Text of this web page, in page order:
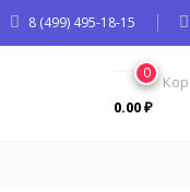
8 (499) 495-18-15
0
0.00₽